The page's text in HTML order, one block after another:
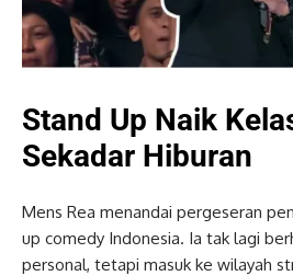
Stand Up Naik
Sekadar Hiburan
Mens Rea menandai pergeseran
up comedy Indonesia. Ia tak lagi
personal, tetapi masuk ke wilayah